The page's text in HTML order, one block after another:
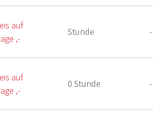
auf
,-
Stunde -
auf
,-
0 Stunde -